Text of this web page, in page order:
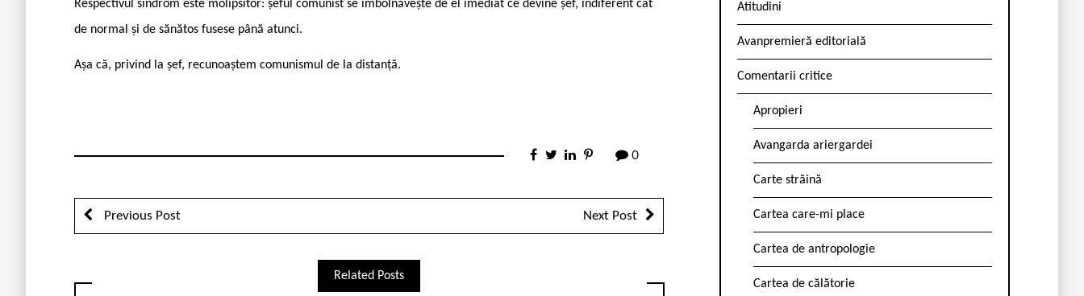
Respectivul sindrom este molipsitor: șeful comunist se îmbolnăvește de el imediat ce devine șef, indiferent cât
de normal și de sănătos fusese până atunci.
Așa că, privind la șef, recunoaș­tem comunismul de la distanță.
0
Previous Post Next Post
Related Posts
Atitudini
Avanpremieră editorială
Comentarii critice
Apropieri
Avangarda ariergardei
Carte străină
Cartea care-mi place
Cartea de antropologie
Cartea de călătorie